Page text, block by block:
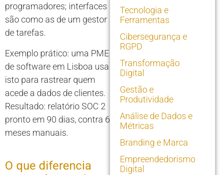
programadores; interfaces
são como as de um gestor
de tarefas.
Exemplo prático: uma PME
de software em Lisboa usa
isto para rastrear quem
acede a dados de clientes.
Resultado: relatório SOC 2
pronto em 90 dias, contra 6
meses manuais.
O que diferencia
Tecnologia e
Ferramentas
Cibersegurança e
RGPD
Transformação
Digital
Gestão e
Produtividade
Análise de Dados e
Métricas
Branding e Marca
Empreendedorismo
Digital